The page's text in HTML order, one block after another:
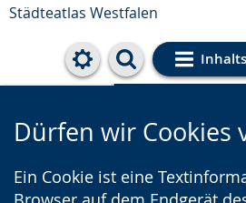
Städteatlas Westfalen
Cookie-
Dürfen wir Cookies
Ein Cookie ist eine